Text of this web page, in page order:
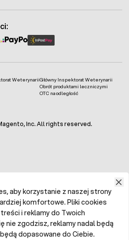
WeterynariiGłówny Inspektorat Weterynarii
Obrót produktami leczniczymi
OTC na odległość
Inc. All rights reserved.
aby korzystanie z naszej strony
komfortowe. Pliki cookies
i reklamy do Twoich
nie zgodzisz, reklamy nadal będą
dopasowane do Ciebie.